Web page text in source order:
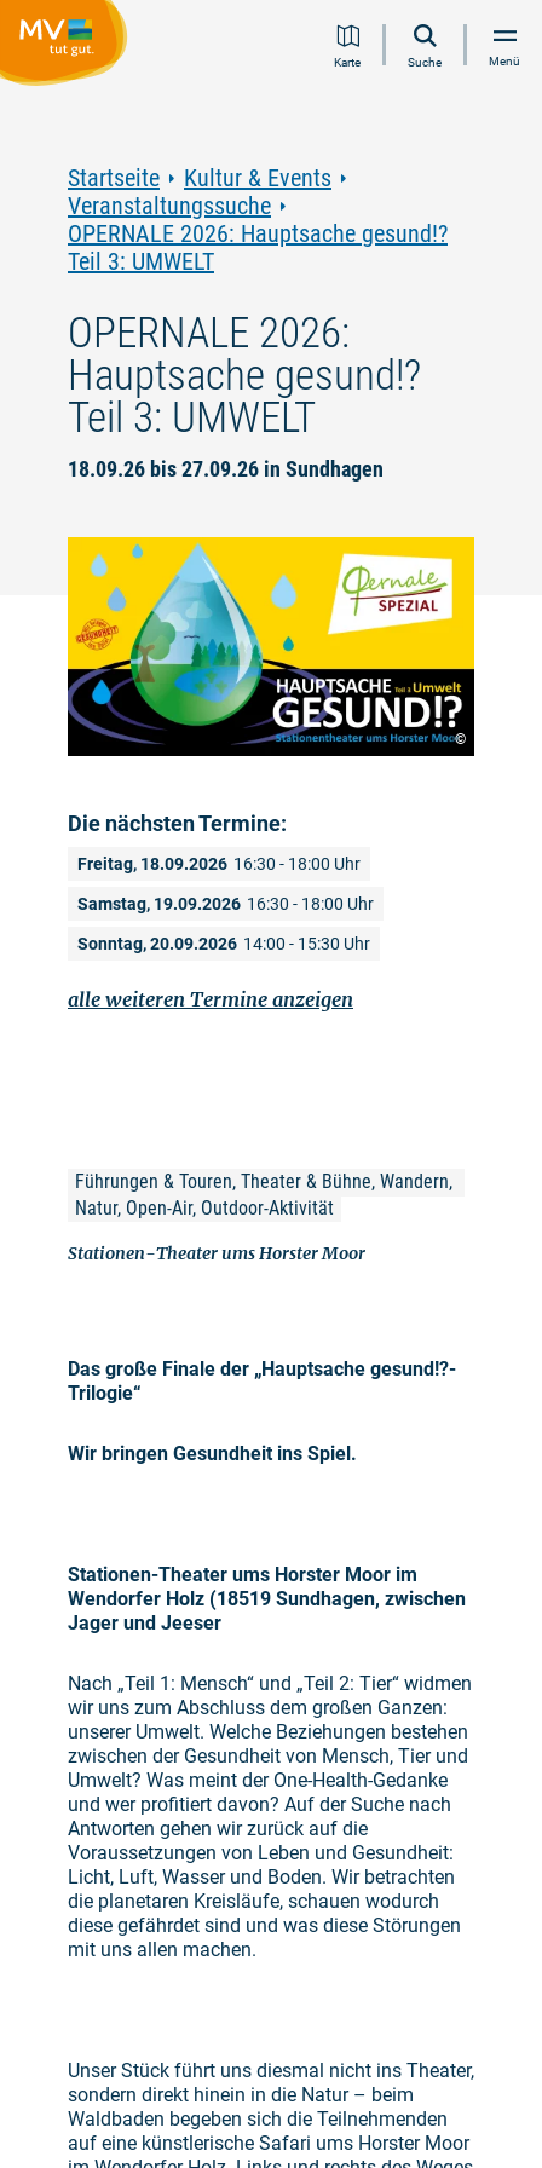
Inhalt
Navigation
Volltextsuche
FooterKarte Suche Menü
Startseite
Kultur & Events
Veranstaltungssuche
OPERNALE 2026: Hauptsache gesund!?
Teil 3: UMWELT
OPERNALE 2026:
Hauptsache gesund!?
Teil 3: UMWELT
18.09.26 bis 27.09.26 in Sundhagen
©
Die nächsten Termine:
Freitag, 18.09.2026 16:30 - 18:00 Uhr
Samstag, 19.09.2026 16:30 - 18:00 Uhr
Sonntag, 20.09.2026 14:00 - 15:30 Uhr
alle weiteren Termine anzeigen
Führungen & Touren, Theater & Bühne, Wandern,
Natur, Open-Air, Outdoor-Aktivität
Stationen-Theater ums Horster Moor
Das große Finale der „Hauptsache gesund!?-
Trilogie“
Wir bringen Gesundheit ins Spiel.
Stationen-Theater ums Horster Moor im
Wendorfer Holz (18519 Sundhagen, zwischen
Jager und Jeeser
Nach „Teil 1: Mensch“ und „Teil 2: Tier“ widmen
wir uns zum Abschluss dem großen Ganzen:
unserer Umwelt. Welche Beziehungen bestehen
zwischen der Gesundheit von Mensch, Tier und
Umwelt? Was meint der One-Health-Gedanke
und wer profitiert davon? Auf der Suche nach
Antworten gehen wir zurück auf die
Voraussetzungen von Leben und Gesundheit:
Licht, Luft, Wasser und Boden. Wir betrachten
die planetaren Kreisläufe, schauen wodurch
diese gefährdet sind und was diese Störungen
mit uns allen machen.
Unser Stück führt uns diesmal nicht ins Theater,
sondern direkt hinein in die Natur – beim
Waldbaden begeben sich die Teilnehmenden
auf eine künstlerische Safari ums Horster Moor